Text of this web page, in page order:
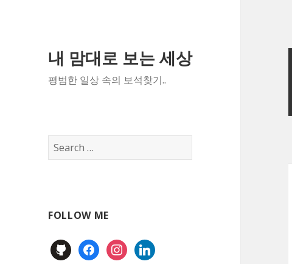
내 맘대로 보는 세상
평범한 일상 속의 보석찾기..
Search
for:
FOLLOW ME
githubfacebookinstagram
linkedin